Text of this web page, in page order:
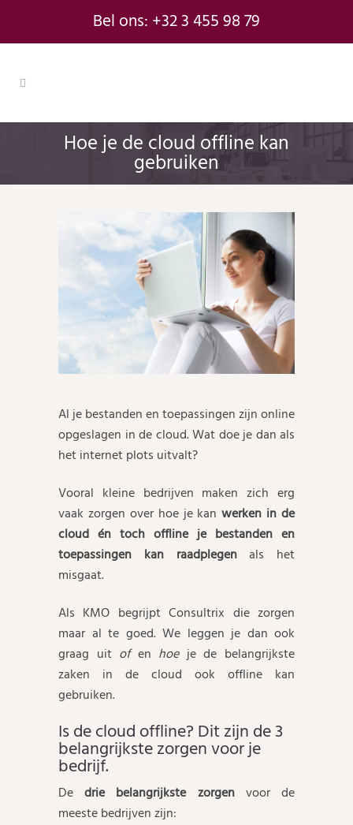
Bel ons: +32 3 455 98 79
Hoe je de cloud offline kan
gebruiken
Al je bestanden en toepassingen zijn online
opgeslagen in de cloud. Wat doe je dan als
het internet plots uitvalt?
Vooral kleine bedrijven maken zich erg
vaak zorgen over hoe je kanwerken in de
cloud én toch offline je bestanden en
toepassingen kan raadplegenals het
misgaat.
Als KMO begrijpt Consultrix die zorgen
maar al te goed. We leggen je dan ook
graag uit ofen hoeje de belangrijkste
zaken in de cloud ook offline kan
gebruiken.
Is de cloud offline? Dit zijn de 3
belangrijkste zorgen voor je
bedrijf.
Dedrie belangrijkste zorgenvoor de
meeste bedrijven zijn: